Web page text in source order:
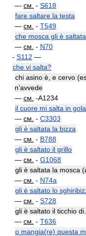
— см. - S618
fare saltare la testa
— см. - T549
che mosca gli è
— см. - N70
- S112 —
che vi salta?
chi asino è, e cervo
n'avvede
— см. -A1234
il cuore mi salta in gola
— см. - C3303
gli è saltata la bizza
— см. - B788
gli è saltato il grillo
— см. - G1068
gli è saltata la mosca
— см. - N74a
gli è saltato lo
— см. - S728
gli è saltato il ticchio di...
— см. - T636
o mangia(re) questa